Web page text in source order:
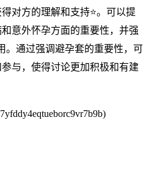
对方的理解和支持⭐。可以提
意外怀孕方面的重要性，并强
。通过强调避孕套的重要性，可
与，使得讨论更加积极和有建